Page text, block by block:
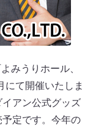
みうりホール、
にて開催いたしま
アン公式グッズ
定です。今年の